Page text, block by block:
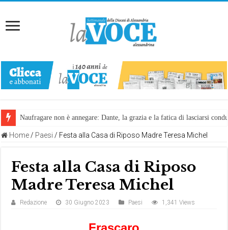
Naufragare non è annegare: Dante, la grazia e la fatica di lasciarsi
Home / Paesi / Festa alla Casa di Riposo Madre Teresa Michel
Festa alla Casa di Riposo
Madre Teresa Michel
Redazione 30 Giugno 2023 Paesi 1,341 Views